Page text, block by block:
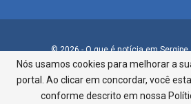
© 2026 - O que é notícia em
reservados.
Infonet - Rua Monsenhor Silveira
Aracaju-SE, CEP 49015-030, Fone:
Nós usamos cookies para melhorar a
portal. Ao clicar em concordar, você
conforme descrito em nossa